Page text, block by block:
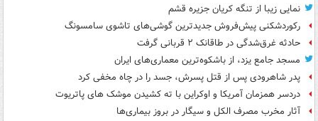
نمایی زیبا از تنگه کریان جزیره قشم
رکوردشکنی پیش‌فروش جدیدترین گوشی‌های تاشوی سامسونگ
حادثه غرق‌شدگی در طاقانک ۲ قربانی گرفت
مسجد جامع یزد، از باشکوه‌ترین معماری‌های ایران
پدر شاهرودی پس از قتل پسرش، جسد را در چاه مخفی کرد
دردسر همزمان آمریکا و اوکراین با ته کشیدن موشک های پاتریوت
آثار مخرب مصرف الکل و سیگار در بروز بیماری‌ها